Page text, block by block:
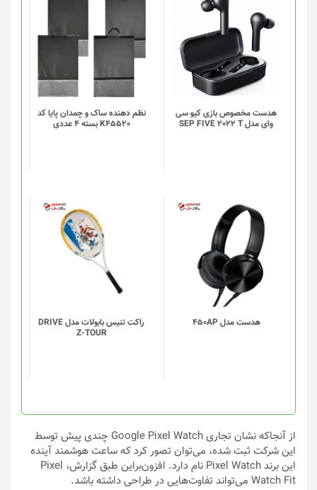
هدست مخصوص بازی کیو سی
وای مدل SEP FIVE 2022 T
این
دارای
انواع
مختلفی
می
باشد.
گزینه
ها
محصول
انتخاب
شوند
نظم دهنده ساک و چمدان پایا کد
K45520 بسته 4 عددی
دارای
انواع
می
باشد.
گزینه
ها
محصول
انتخاب
شوند
هدست مدل 450AP
راکت تنیس بابولات مدل DRIVE
Z-TOUR
از آنجاکه نشان تجاری Google Pixel Watch چندی پیش توسط
این شرکت ثبت شده، می‌توان تصور کرد که ساعت هوشمند آینده
این برند Pixel Watch نام دارد. افزون‌براین طبق گزارش، Pixel
Watch Fit می‌تواند تفاوت‌هایی در طراحی داشته باشد.